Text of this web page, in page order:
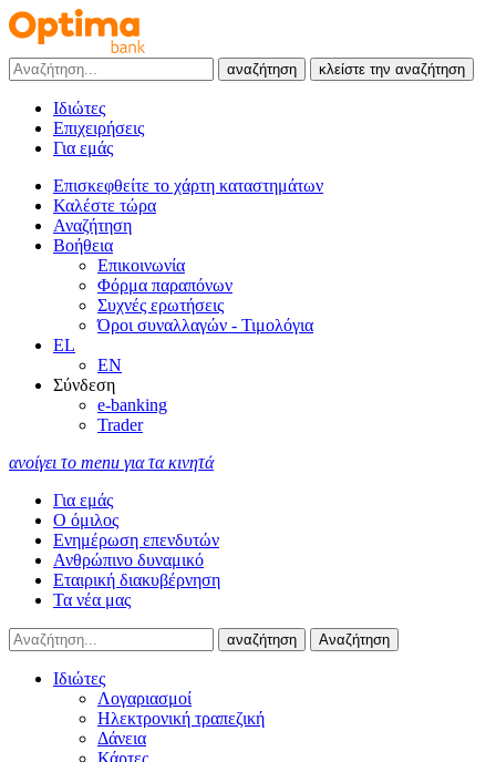
αναζήτηση κλείστε την αναζήτηση
Ιδιώτες
Επιχειρήσεις
Για εμάς
Επισκεφθείτε το χάρτη καταστημάτων
Καλέστε τώρα
Αναζήτηση
Βοήθεια
Επικοινωνία
Φόρμα παραπόνων
Συχνές ερωτήσεις
Όροι συναλλαγών - Τιμολόγια
EL
EN
Σύνδεση
e-banking
Trader
ανοίγει το menu για τα κινητά
Για εμάς
Ο όμιλος
Ενημέρωση επενδυτών
Ανθρώπινο δυναμικό
Εταιρική διακυβέρνηση
Τα νέα μας
αναζήτηση Αναζήτηση
Ιδιώτες
Λογαριασμοί
Ηλεκτρονική τραπεζική
Δάνεια
Κάρτες